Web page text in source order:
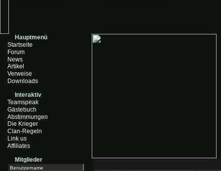
Hauptmenü
Startseite
Forum
News
Artikel
Verweise
Downloads
Interaktiv
Teamspeak
Gästebuch
Abstimmungen
Die Krieger
Clan-Regeln
Link us
Affiliates
Mitglieder